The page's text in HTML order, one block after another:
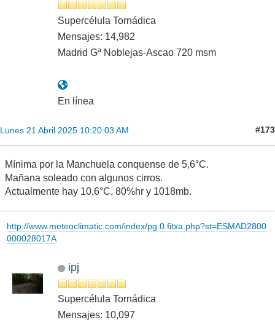
Supercélula Tornádica
Mensajes: 14,982
Madrid Gª Noblejas-Ascao 720 msm
En línea
Lunes 21 Abril 2025 10:20:03 AM #173
Mínima por la Manchuela conquense de 5,6°C.
Mañana soleado con algunos cirros.
Actualmente hay 10,6°C, 80%hr y 1018mb.
http://www.meteoclimatic.com/index/pg.0.fitxa.php?st=ESMAD2800
000028017A
ipj
Supercélula Tornádica
Mensajes: 10,097